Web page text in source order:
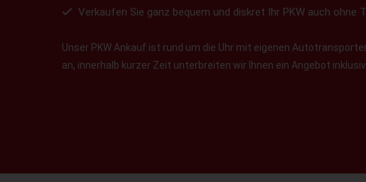
Verkaufen Sie ganz bequem und diskret Ihr PKW auch
Unser PKW Ankauf ist rund um die Uhr mit eigenen
an, innerhalb kurzer Zeit unterbreiten wir Ihnen ein Angebot